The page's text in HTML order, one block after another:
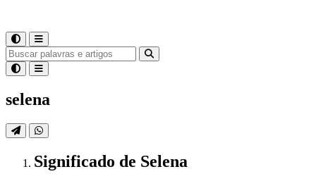
selena
Significado de Selena